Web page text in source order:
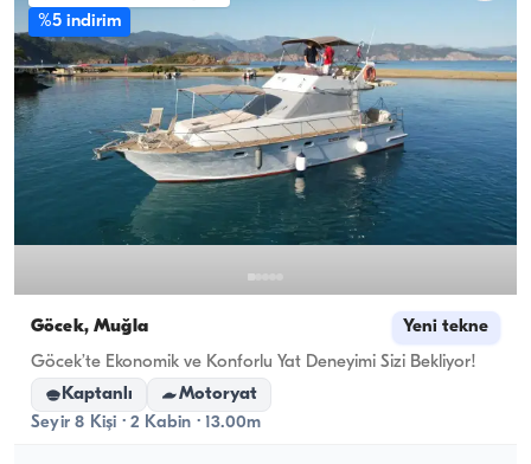
%5 indirim
Göcek, Muğla Yeni tekne
Göcek’te Ekonomik ve Konforlu Yat Deneyimi Sizi Bekliyor!
Kaptanlı
Motoryat
Seyir 8 Kişi · 2 Kabin · 13.00m